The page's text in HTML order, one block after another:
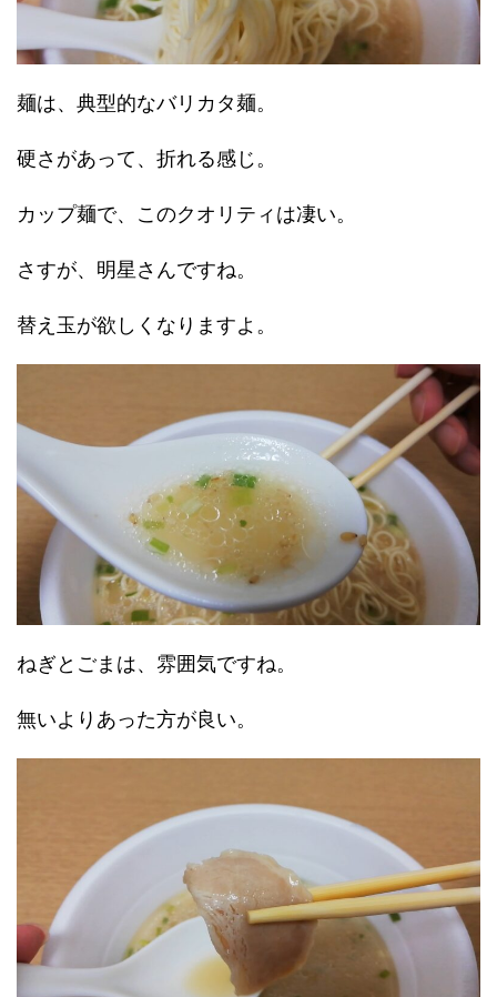
麺は、典型的なバリカタ麺。
硬さがあって、折れる感じ。
カップ麺で、このクオリティは凄い。
さすが、明星さんですね。
替え玉が欲しくなりますよ。
ねぎとごまは、雰囲気ですね。
無いよりあった方が良い。